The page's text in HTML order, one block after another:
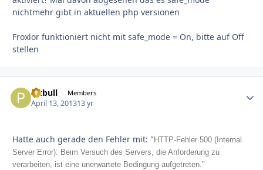
nichtmehr gibt in aktuellen php versionen
Froxlor funktioniert nicht mit safe_mode = On, bitte auf Off
stellen
Pitbull Members
April 13, 201313 yr
Hatte auch gerade den Fehler mit: " HTTP-Fehler 500 (Internal
Server Error): Beim Versuch des Servers, die Anforderung zu
verarbeiten, ist eine unerwartete Bedingung aufgetreten."